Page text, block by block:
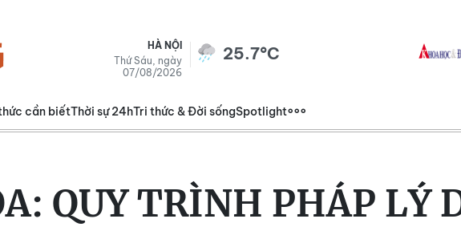
HÀ NỘI
Thứ Sáu, ngày
07/08/2026
25.7°C
cần biếtThời sự 24hTri thức & Đời sốngSpotlight
QUY TRÌNH PHÁP LÝ